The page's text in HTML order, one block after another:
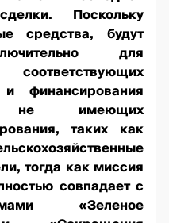
Поскольку
средства, будут
для
финансирования
не имеющих
таких как
тогда как миссия
совпадает с
«Зеленое